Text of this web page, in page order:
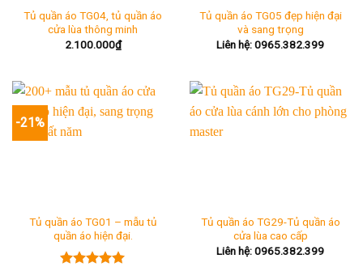
Tủ quần áo TG04, tủ quần áo
cửa lùa thông minh
2.100.000₫
Tủ quần áo TG05 đẹp hiện đại
và sang trọng
Liên hệ: 0965.382.399
-21%
Tủ quần áo TG01 – mẫu tủ
quần áo hiện đại.
Tủ quần áo TG29-Tủ quần áo
cửa lùa cao cấp
Liên hệ: 0965.382.399